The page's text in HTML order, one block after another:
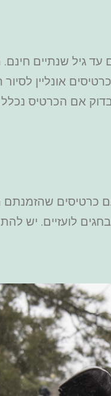
החל מ-24 יורו, ילדים בגילאי 3-12 החל
אונליין
אם הכרטיס
10:00-16:30. מומלץ להגיע
לועזיים. יש